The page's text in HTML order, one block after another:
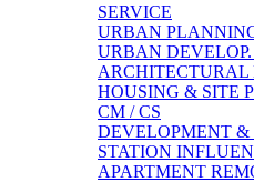
SERVICE
URBAN
URBAN
ARCHITECTURAL
HOUSING & SITE
CM / CS
DEVELOPMENT &
STATION
APARTMENT